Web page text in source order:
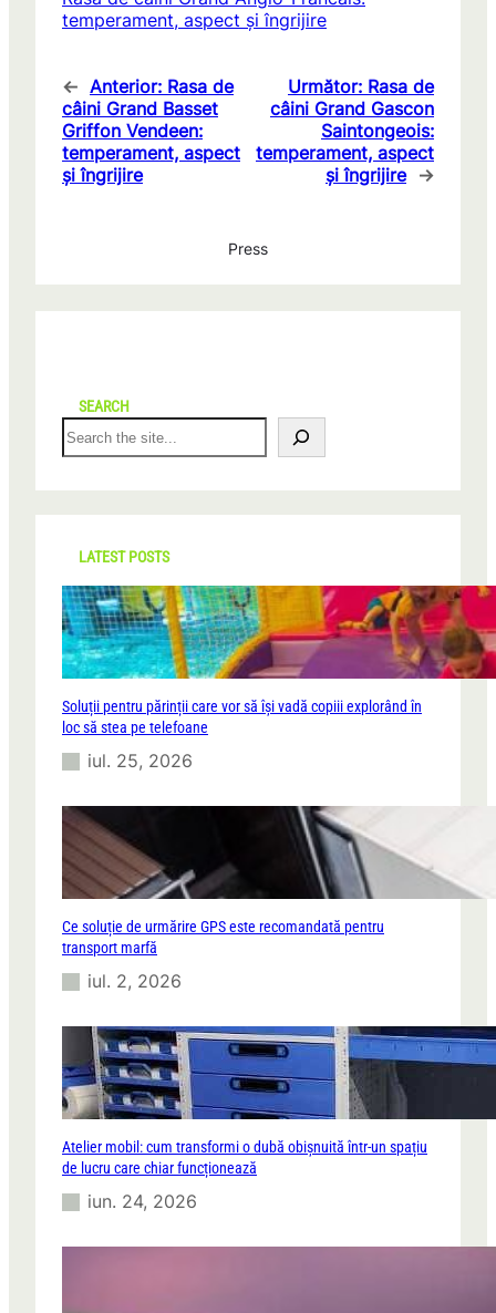
temperament, aspect și îngrijire
← Anterior: Rasa de
câini Grand Basset
Griffon Vendeen:
temperament, aspect
și îngrijire
Următor: Rasa de
câini Grand Gascon
Saintongeois:
temperament, aspect
și îngrijire →
Press
SEARCH
S
e
r
c
LATEST POSTS
Soluții pentru părinții care vor să își vadă copiii explorând în
loc să stea pe telefoane
iul. 25, 2026
Ce soluție de urmărire GPS este recomandată pentru
transport marfă
iul. 2, 2026
Atelier mobil: cum transformi o dubă obișnuită într-un spațiu
de lucru care chiar funcționează
iun. 24, 2026